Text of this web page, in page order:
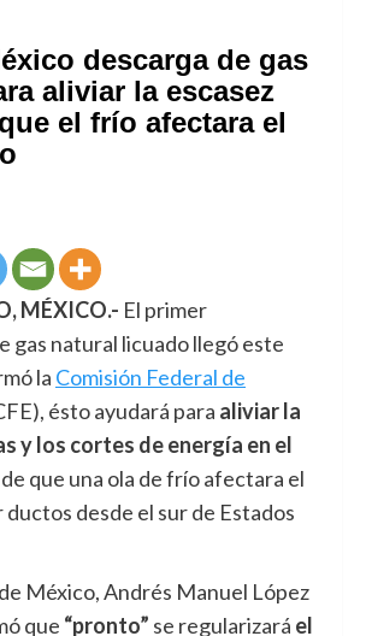
descarga de gas
aliviar la escasez
el frío afectara el
MÉXICO.- El primer
gas natural licuado llegó este
la Comisión Federal de
ésto ayudará para aliviar la
y los cortes de energía en el
que una ola de frío afectara el
desde el sur de Estados
México, Andrés Manuel López
que “pronto” se regularizará el